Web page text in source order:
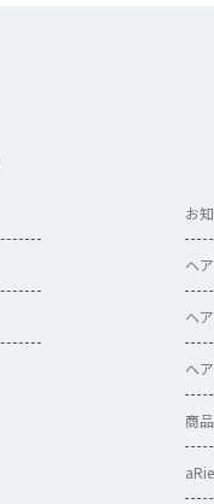
お
ヘ
ヘ
ヘ
商品